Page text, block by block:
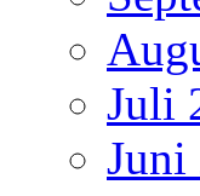
Juli
Juni